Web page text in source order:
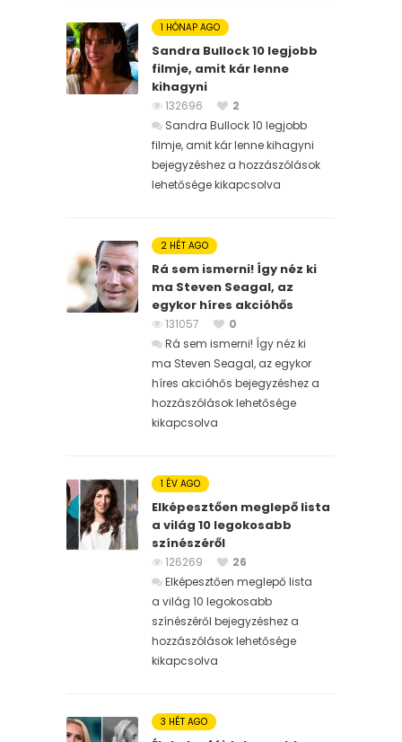
1 HÓNAP AGO
Sandra Bullock 10 legjobb
filmje, amit kár lenne
kihagyni
132696
2
Sandra Bullock 10 legjobb
filmje, amit kár lenne kihagyni
bejegyzéshez a hozzászólások
lehetősége kikapcsolva
2 HÉT AGO
Rá sem ismerni! Így néz ki
ma Steven Seagal, az
egykor híres akcióhős
131057
0
Rá sem ismerni! Így néz ki
ma Steven Seagal, az egykor
híres akcióhős bejegyzéshez a
hozzászólások lehetősége
kikapcsolva
1 ÉV AGO
Elképesztően meglepő lista
a világ 10 legokosabb
színészéről
126269
26
Elképesztően meglepő lista
a világ 10 legokosabb
színészéről bejegyzéshez a
hozzászólások lehetősége
kikapcsolva
3 HÉT AGO